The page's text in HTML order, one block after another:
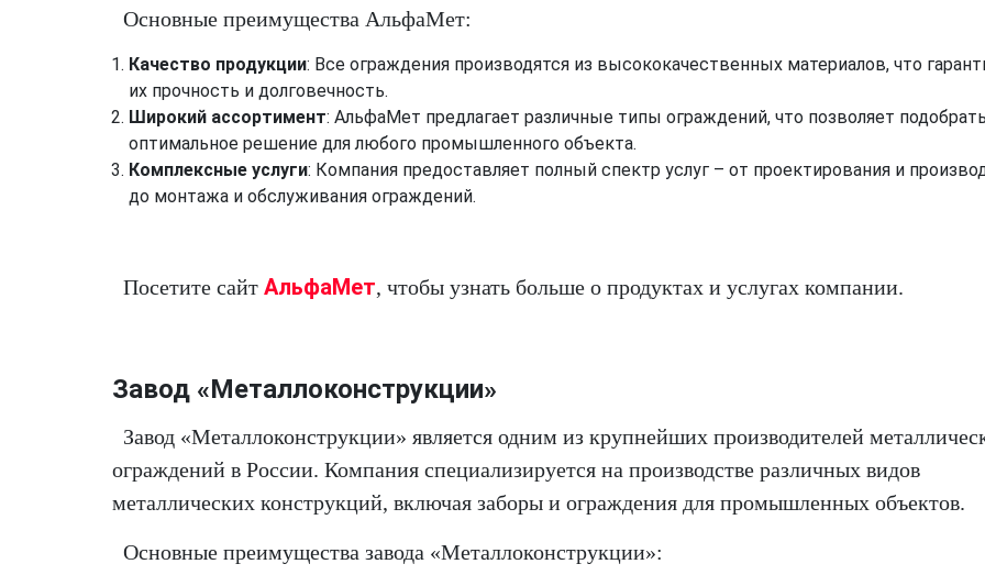
Основные преимущества АльфаМет:
Качество продукции: Все ограждения производятся из высококачественных материалов, что
их прочность и долговечность.
Широкий ассортимент: АльфаМет предлагает различные типы ограждений, что позволяет
оптимальное решение для любого промышленного объекта.
Комплексные услуги: Компания предоставляет полный спектр услуг – от проектирования и
до монтажа и обслуживания ограждений.
Посетите сайт АльфаМет, чтобы узнать больше о продуктах и услугах компании.
Завод «Металлоконструкции»
Завод «Металлоконструкции» является одним из крупнейших производителей
ограждений в России. Компания специализируется на производстве различных видов
металлических конструкций, включая заборы и ограждения для промышленных объектов.
Основные преимущества завода «Металлоконструкции»: